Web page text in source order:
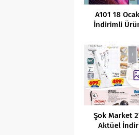
A101 18
İndirimli
Şok Market
Aktüel